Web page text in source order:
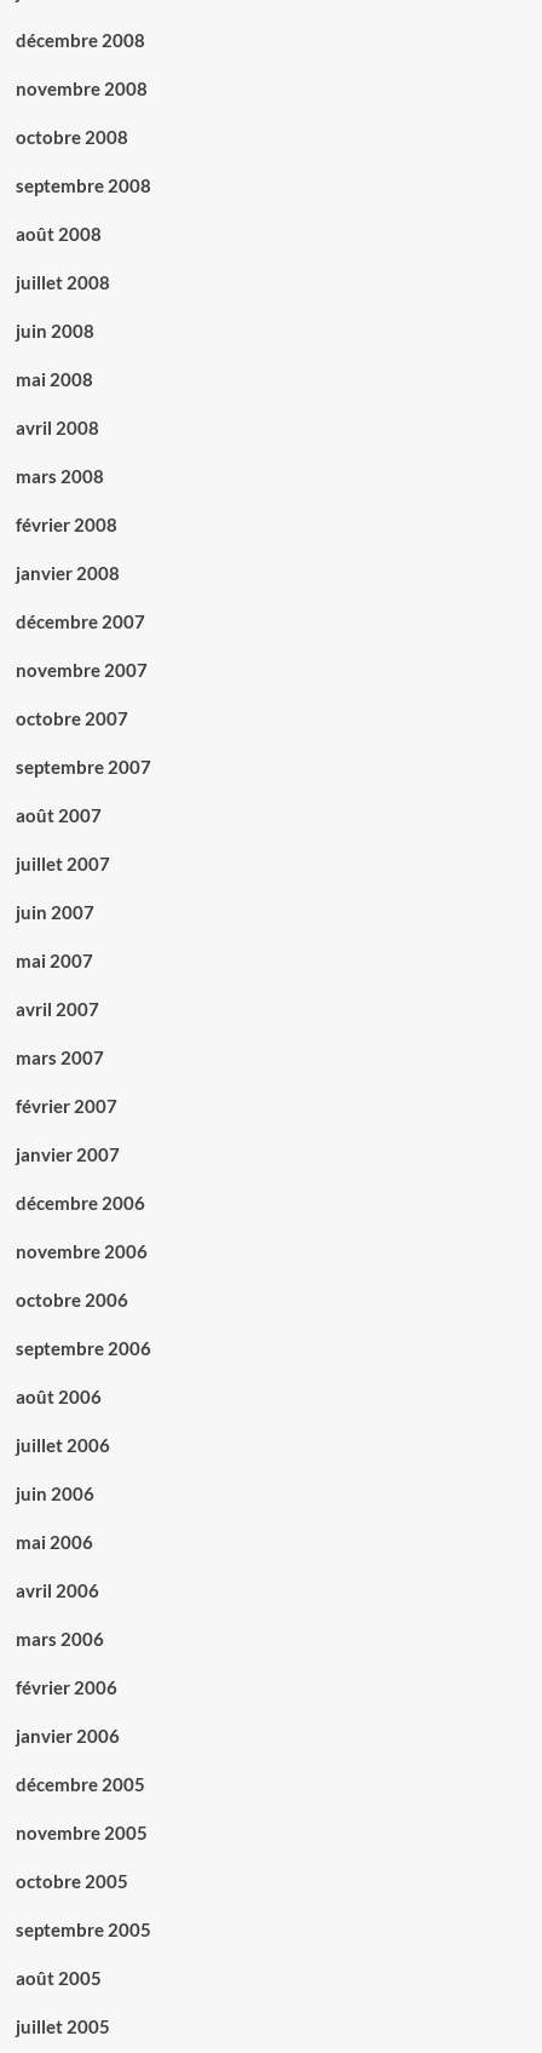
décembre 2008
novembre 2008
octobre 2008
septembre 2008
août 2008
juillet 2008
juin 2008
mai 2008
avril 2008
mars 2008
février 2008
janvier 2008
décembre 2007
novembre 2007
octobre 2007
septembre 2007
août 2007
juillet 2007
juin 2007
mai 2007
avril 2007
mars 2007
février 2007
janvier 2007
décembre 2006
novembre 2006
octobre 2006
septembre 2006
août 2006
juillet 2006
juin 2006
mai 2006
avril 2006
mars 2006
février 2006
janvier 2006
décembre 2005
novembre 2005
octobre 2005
septembre 2005
août 2005
juillet 2005